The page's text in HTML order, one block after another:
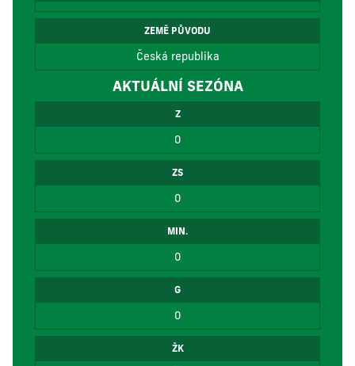
ZEMĚ PŮVODU
Česká republika
AKTUÁLNÍ SEZÓNA
Z
0
ZS
0
MIN.
0
G
0
ŽK